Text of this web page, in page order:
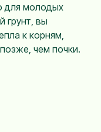
для молодых
грунт, вы
к корням,
чем почки.